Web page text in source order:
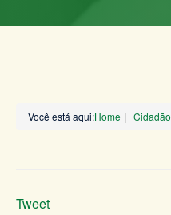
Você está aqui:Home Cidadão
Tweet